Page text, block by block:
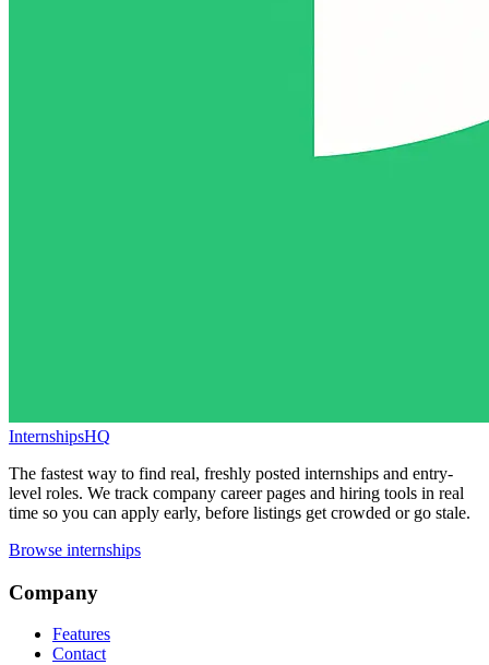
InternshipsHQ
The fastest way to find real, freshly posted internships and entry-
level roles. We track company career pages and hiring tools in real
time so you can apply early, before listings get crowded or go stale.
Browse internships
Company
Features
Contact